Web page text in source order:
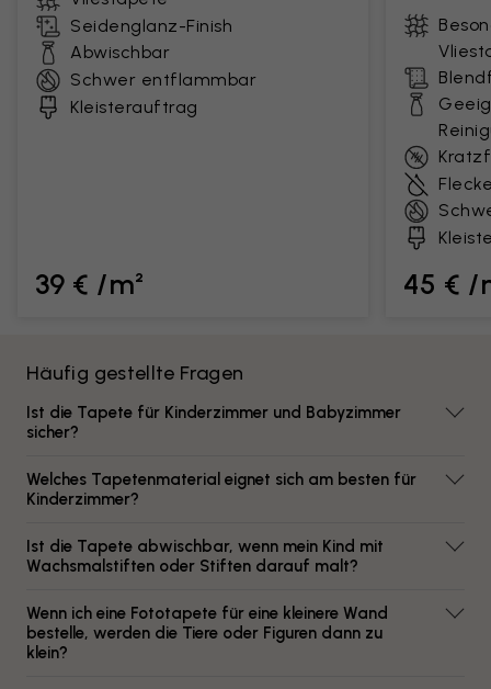
Seidenglanz-Finish
Abwischbar
Schwer entflammbar
Kleisterauftrag
39 € /m² 45 € /
Häufig gestellte Fragen
Ist die Tapete für Kinderzimmer und Babyzimmer
sicher?
Welches Tapetenmaterial eignet sich am besten für
Kinderzimmer?
Ist die Tapete abwischbar, wenn mein Kind mit
Wachsmalstiften oder Stiften darauf malt?
Wenn ich eine Fototapete für eine kleinere Wand
bestelle, werden die Tiere oder Figuren dann zu
klein?